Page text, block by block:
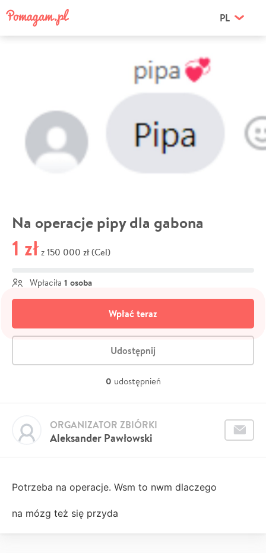
PL
Na operacje pipy dla gabona
1 zł z 150 000 zł (Cel)
Wpłaciła 1 osoba
Wpłać teraz
Udostępnij
0 udostępnień
Aleksander Pawłowski
ORGANIZATOR ZBIÓRKI
Potrzeba na operacje. Wsm to nwm dlaczego
na mózg też się przyda